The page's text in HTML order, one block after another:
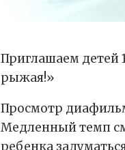
Приглашаем детей
рыжая!»
Просмотр
Медленный темп
ребенка